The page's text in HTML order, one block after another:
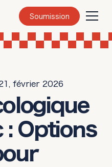
Soumission
février 2026
: Options